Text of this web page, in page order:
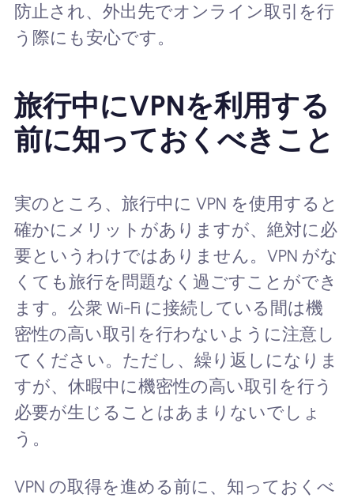
防止され、外出先でオンライン取引を行
う際にも安心です。
旅行中にVPNを利用する
前に知っておくべきこと
実のところ、旅行中に VPN を使用すると
確かにメリットがありますが、絶対に必
要というわけではありません。VPN がな
くても旅行を問題なく過ごすことができ
ます。公衆 Wi-Fi に接続している間は機
密性の高い取引を行わないように注意し
てください。ただし、繰り返しになりま
すが、休暇中に機密性の高い取引を行う
必要が生じることはあまりないでしょ
う。
VPN の取得を進める前に、知っておくべ